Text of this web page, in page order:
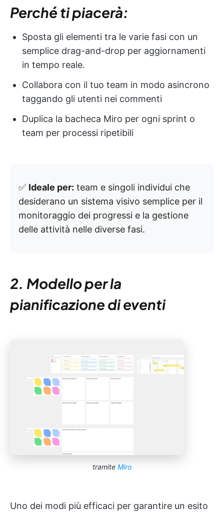
Perché ti piacerà:
Sposta gli elementi tra le varie fasi con un
semplice drag-and-drop per aggiornamenti
in tempo reale.
Collabora con il tuo team in modo asincrono
taggando gli utenti nei commenti
Duplica la bacheca Miro per ogni sprint o
team per processi ripetibili
✅ Ideale per: team e singoli individui che
desiderano un sistema visivo semplice per il
monitoraggio dei progressi e la gestione
delle attività nelle diverse fasi.
2. Modello per la
pianificazione di eventi
tramite Miro
Uno dei modi più efficaci per garantire un esito